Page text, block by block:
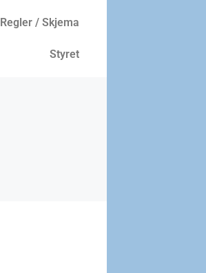
Regler / Skjema
Styret